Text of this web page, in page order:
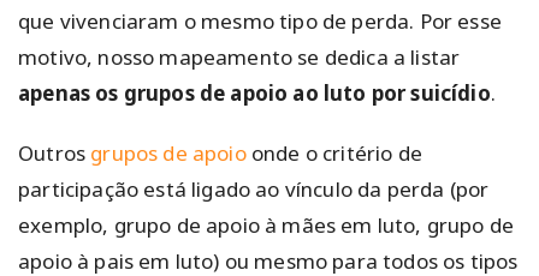
que vivenciaram o mesmo tipo de perda. Por esse
motivo, nosso mapeamento se dedica a listar
apenas os grupos de apoio ao luto por suicídio.
Outros grupos de apoioonde o critério de
participação está ligado ao vínculo da perda (por
exemplo, grupo de apoio à mães em luto, grupo de
apoio à pais em luto) ou mesmo para todos os tipos